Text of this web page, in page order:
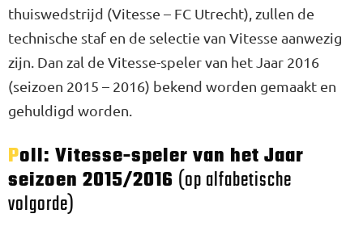
thuiswedstrijd (Vitesse – FC Utrecht), zullen de
technische staf en de selectie van Vitesse aanwezig
zijn. Dan zal de Vitesse-speler van het Jaar 2016
(seizoen 2015 – 2016) bekend worden gemaakt en
gehuldigd worden.
Poll: Vitesse-speler van het Jaar
seizoen 2015/2016 (op alfabetische
volgorde)